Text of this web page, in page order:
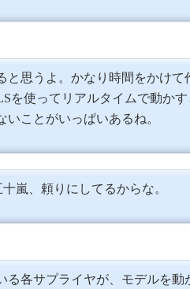
と思うよ。かなり時間をかけて
を使ってリアルタイムで動かす
いことがいっぱいあるね。
十嵐、頼りにしてるからな。
る各サプライヤが、モデルを動